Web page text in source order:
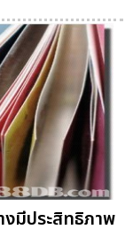
งมีประสิทธิภาพ